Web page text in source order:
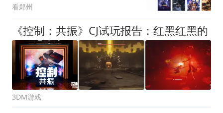
看郑州
《控制：共振》CJ试玩报告：红黑红黑的
3DM游戏